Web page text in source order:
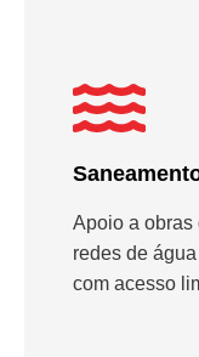
Apoio a obras
redes de
com acesso